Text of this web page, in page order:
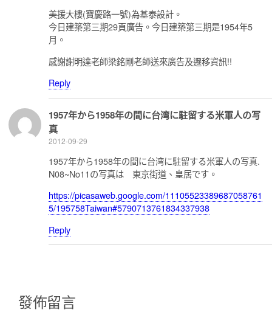
美援大樓(寶慶路一號)為基泰設計。
今日建築第三期29頁廣告。今日建築第三期是1954年5
月。
感謝謝明達老師梁銘剛老師送來廣告及遷移資訊!!
Reply
1957年から1958年の間に台湾に駐留する米軍人の写
真
2012-09-29
1957年から1958年の間に台湾に駐留する米軍人の写真.
N08~No11の写真は 東京街道、皇居です。
https://picasaweb.google.com/11105523389687058761
5/195758Taiwan#5790713761834337938
Reply
發佈留言